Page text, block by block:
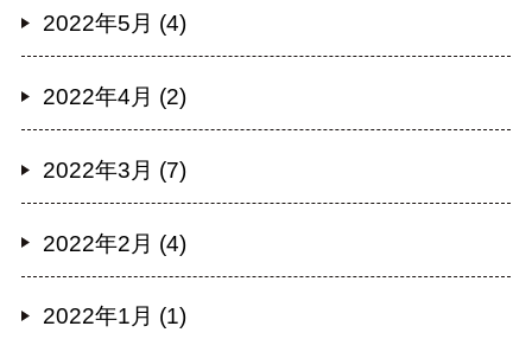
2022年5月 (4)
2022年4月 (2)
2022年3月 (7)
2022年2月 (4)
2022年1月 (1)